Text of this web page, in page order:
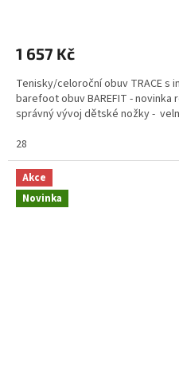
1 657 Kč
Tenisky/celoroční obuv TRACE s
barefoot obuv BAREFIT -
správný vývoj dětské nožky -
28
Akce
Novinka